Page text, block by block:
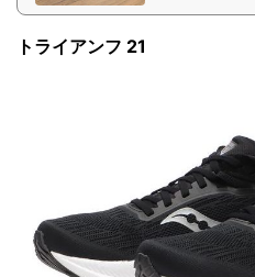
トライアンフ 21